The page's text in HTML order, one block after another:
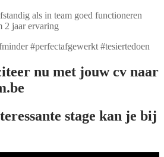
als in team goed functioneren
2 jaar ervaring
#perfectafgewerkt #tesiertedoen
nu met jouw cv naar
stage kan je bij